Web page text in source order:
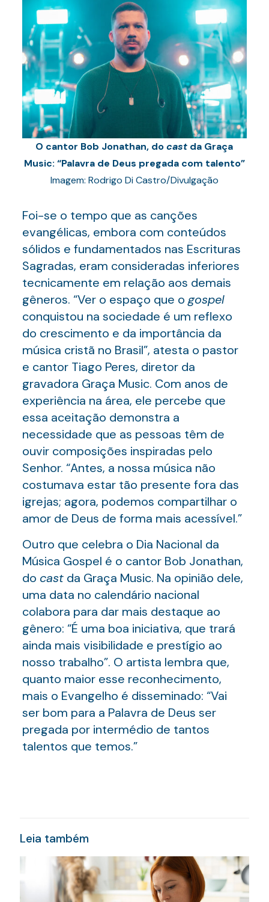
O cantor Bob Jonathan, docast da Graça
Music: “Palavra de Deus pregada com talento”
Imagem: Rodrigo Di Castro/Divulgação
Foi-se o tempo que as canções
evangélicas, embora com conteúdos
sólidos e fundamentados nas Escrituras
Sagradas, eram consideradas inferiores
tecnicamente em relação aos demais
gêneros. “Ver o espaço que o gospel
conquistou na sociedade é um reflexo
do crescimento e da importância da
música cristã no Brasil”, atesta o pastor
e cantor Tiago Peres, diretor da
gravadora Graça Music. Com anos de
experiência na área, ele percebe que
essa aceitação demonstra a
necessidade que as pessoas têm de
ouvir composições inspiradas pelo
Senhor. “Antes, a nossa música não
costumava estar tão presente fora das
igrejas; agora, podemos compartilhar o
amor de Deus de forma mais acessível.”
Outro que celebra o Dia Nacional da
Música Gospel é o cantor Bob Jonathan,
do castda Graça Music. Na opinião dele,
uma data no calendário nacional
colabora para dar mais destaque ao
gênero: “É uma boa iniciativa, que trará
ainda mais visibilidade e prestígio ao
nosso trabalho”. O artista lembra que,
quanto maior esse reconhecimento,
mais o Evangelho é disseminado: “Vai
ser bom para a Palavra de Deus ser
pregada por intermédio de tantos
talentos que temos.”
Leia também